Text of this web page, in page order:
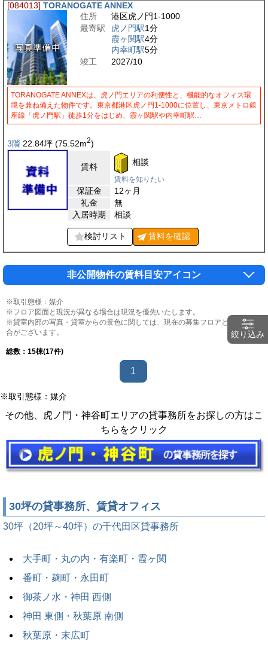
[084013] TORANOGATE ANNEX
住所
港区虎ノ門1-1000
最寄駅
虎ノ門駅1分
霞ヶ関駅4分
内幸町駅5分
竣工
2027/10
TORANOGATE ANNEXは、虎ノ門エリアの利便性と、機能的なオフィス環
境を兼ね備えた物件です。東京都港区虎ノ門1-1000に位置し、東京メトロ銀
座線「虎ノ門駅」徒歩1分をはじめ、霞ヶ関駅や内幸町駅…
3階 22.84坪 (75.52m2)
賃料 相談
賃料を知りたい
保証金
12ヶ月
礼金
無
入居時期
相談
検討リスト 賃料を確認
非公開物件の賃料目安アイコン
※取引態様：媒介
※フロア図面と現況が異なる場合は現況を優先いたします。
※貸室内部の写真・貸室からの景色に関しては、現在の募集フロアと異なる場
合がございます。
総数： 15棟(17件)
1
※取引態様：媒介
その他、虎ノ門・神谷町エリアの貸事務所をお探しの方はこ
ちらをクリック
30坪の貸事務所、賃貸オフィス
30坪（20坪～40坪）の千代田区貸事務所
大手町・丸の内・有楽町・霞ヶ関
番町・麹町・永田町
御茶ノ水・神田 西側
神田 東側・秋葉原 南側
秋葉原・末広町
絞り込み